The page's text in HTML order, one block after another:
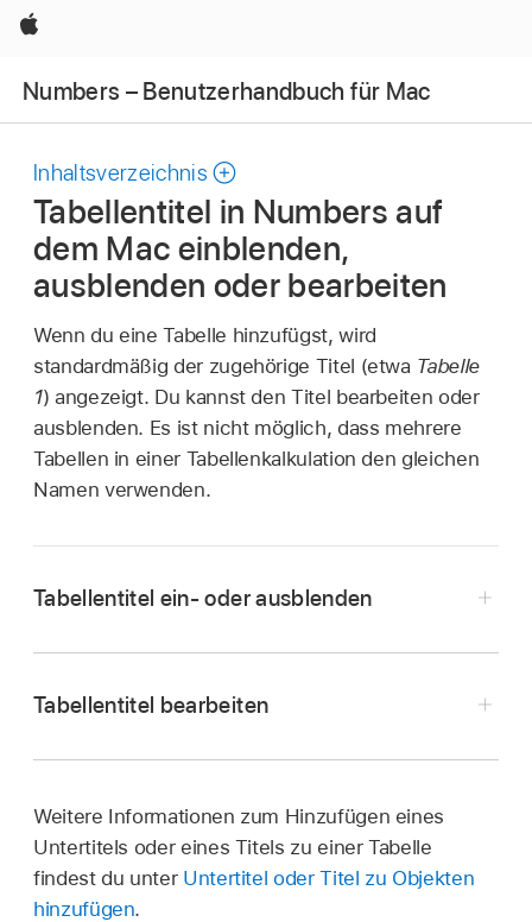
Apple
Numbers – Benutzerhandbuch für Mac
Inhaltsverzeichnis
Tabellentitel in Numbers auf
dem Mac einblenden,
ausblenden oder bearbeiten
Wenn du eine Tabelle hinzufügst, wird
standardmäßig der zugehörige Titel (etwa Tabelle
1) angezeigt. Du kannst den Titel bearbeiten oder
ausblenden. Es ist nicht möglich, dass mehrere
Tabellen in einer Tabellenkalkulation den gleichen
Namen verwenden.
Tabellentitel ein- oder ausblenden
Control-Tasteauf die Zeilennummer für Zeile 1
Tabellentitel bearbeiten
den Titel oben in der Tabelle und gib einen
neuen Titel ein.
Klicke auf die Tabelle, um den Tabellentitel in
Weitere Informationen zum Hinzufügen eines
Untertitels oder eines Titels zu einer Tabelle
findest du unter Untertitel oder Titel zu Objekten
hinzufügen.